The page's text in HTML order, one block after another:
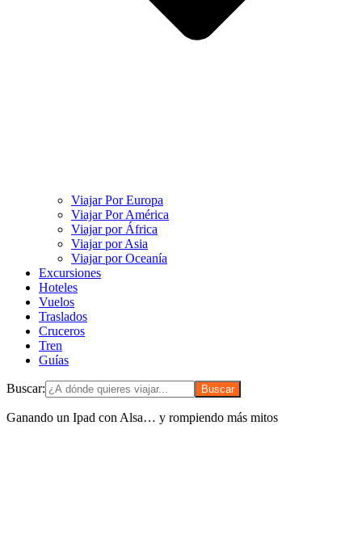
Viajar Por Europa
Viajar Por América
Viajar por África
Viajar por Asia
Viajar por Oceanía
Excursiones
Hoteles
Vuelos
Traslados
Cruceros
Tren
Guías
Buscar:
Ganando un Ipad con Alsa… y rompiendo más mitos